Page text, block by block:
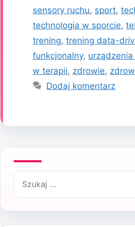
sensory ruchu, sport,
technologia w sporcie,
trening, trening data-
funkcjonalny,
w terapii, zdrowie,
Dodaj komentarz
Szukaj: